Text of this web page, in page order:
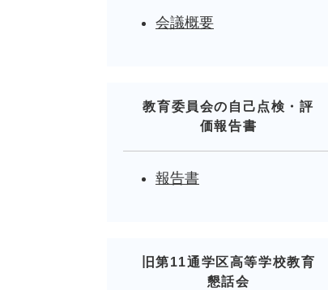
会議概要
教育委員会の自己点検・評
価報告書
報告書
旧第11通学区高等学校教育
懇話会